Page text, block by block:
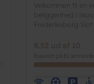
Velkommen til en
beliggenhed i
Frederiksborg Slot
8.52 ud af 10
Baseret på 81